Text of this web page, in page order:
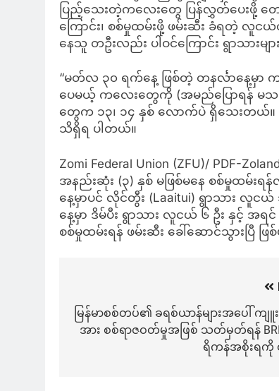
ပြည့်သေးတဲ့ကလေးတွေ ပြန်လွှတ်ပေးဖို့ တ
ကြောင်း၊ စစ်မှုထမ်းဖို့ ဖမ်းဆီး ခံရတဲ့ လူင
နေသူ တဦးလည်း ပါဝင်ကြောင်း ရွာသားမ
“မတ်လ ၃၀ ရက်နေ့ ဖြစ်တဲ့ တနင်္လာနေ့မှ
ပေမယ့် ကလေးတွေကို (အမည်ပြောရန် မ
တွေက ၁၃၊ ၁၄ နှစ် လောက်ပဲ ရှိသေးတယ်
သိရှိရ ပါတယ်။
Zomi Federal Union (ZFU)/ PDF-
အနည်းဆုံး (၃) နှစ် မဖြစ်မနေ စစ်မှုထမ်
နေ့မှာပင် လိုင်တွီး (Laaitui) ရွာသား လူင
နေ့မှာ ဒိမ်ပီး ရွာသား လူငယ် ၆ ဦး နှင့် အရင်
စစ်မှုထမ်းရန် ဖမ်းဆီး ခေါ်ဆောင်သွားပြီ ဖြ
navigation
မြန်မာစစ်တပ်၏ ခရစ်ယာန်များအပေါ် ကျူး
အား စစ်ရာဇဝတ်မှုအဖြစ် သတ်မှတ်ရန်
ရိကန်အစိုးရကို